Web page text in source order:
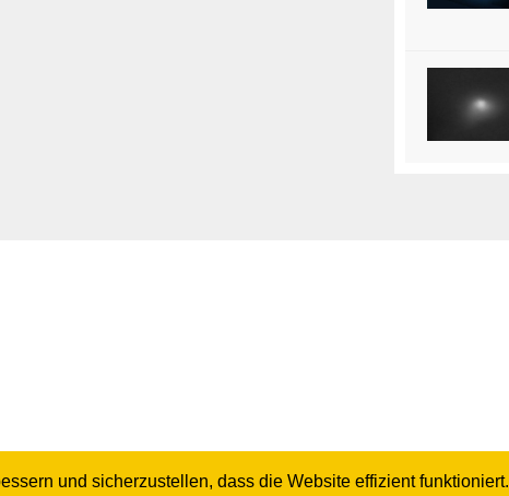
und sicherzustellen, dass die Website effizient funktioniert.